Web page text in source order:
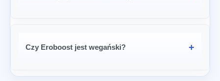
Czy Eroboost jest wegański?